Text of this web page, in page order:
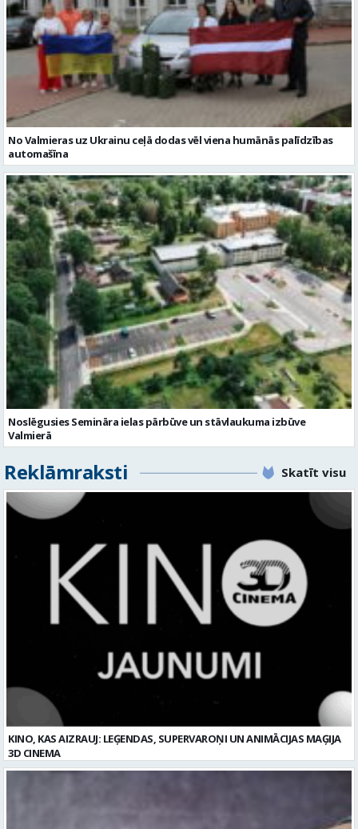
No Valmieras uz Ukrainu ceļā dodas vēl viena humānās palīdzības
automašīna
Noslēgusies Semināra ielas pārbūve un stāvlaukuma izbūve
Valmierā
Reklāmraksti Skatīt visu